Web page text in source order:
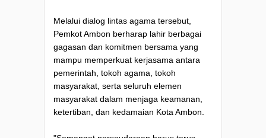
Melalui dialog lintas agama tersebut,
Pemkot Ambon berharap lahir berbagai
gagasan dan komitmen bersama yang
mampu memperkuat kerjasama antara
pemerintah, tokoh agama, tokoh
masyarakat, serta seluruh elemen
masyarakat dalam menjaga keamanan,
ketertiban, dan kedamaian Kota Ambon.